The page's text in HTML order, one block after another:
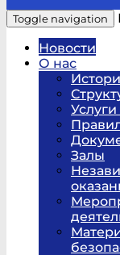
Toggle navigation
Новости
О нас
Залы